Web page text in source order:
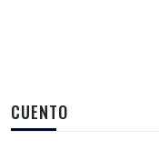
CUENTO